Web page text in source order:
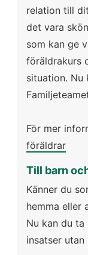
relation till
det vara
som kan ge
föräldrakurs
situation. Nu
För mer
föräldrar
Till barn
Känner du
hemma eller
Nu kan du
insatser utan